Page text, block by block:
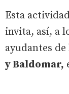
Esta
invita, así, a
ayudantes de
y Baldomar,